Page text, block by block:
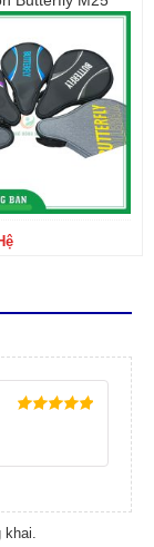
khai.